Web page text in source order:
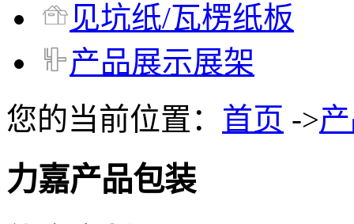
见坑纸/瓦楞纸板
产品展示展架
您的当前位置： 首页 ->
力嘉产品包装